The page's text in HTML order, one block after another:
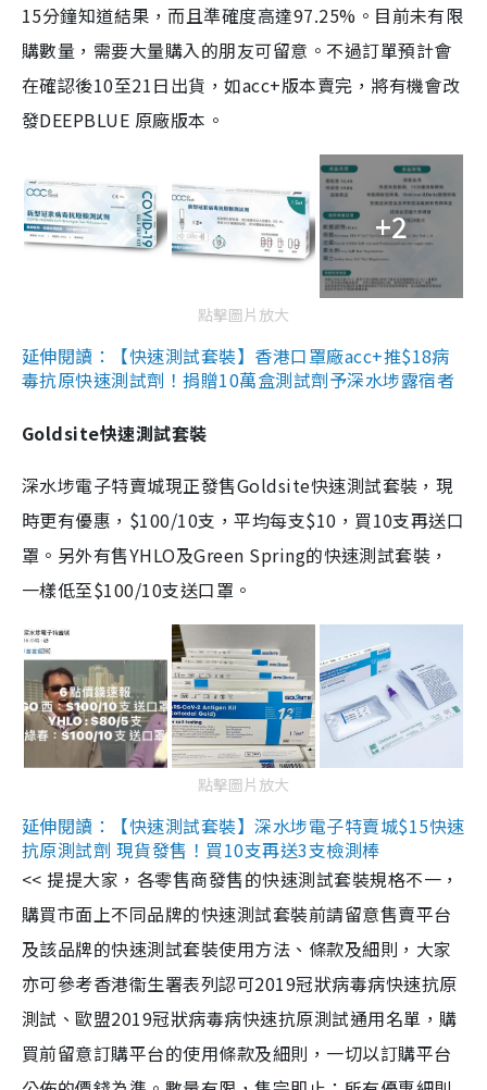
15分鐘知道結果，而且準確度高達97.25%。目前未有限
購數量，需要大量購入的朋友可留意。不過訂單預計會
在確認後10至21日出貨，如acc+版本賣完，將有機會改
發DEEPBLUE 原廠版本。
+2
點擊圖片放大
延伸閱讀：【快速測試套裝】香港口罩廠acc+推$18病
毒抗原快速測試劑！捐贈10萬盒測試劑予深水埗露宿者
Goldsite快速測試套裝
深水埗電子特賣城現正發售Goldsite快速測試套裝，現
時更有優惠，$100/10支，平均每支$10，買10支再送口
罩。另外有售YHLO及Green Spring的快速測試套裝，
一樣低至$100/10支送口罩。
點擊圖片放大
延伸閱讀：【快速測試套裝】深水埗電子特賣城$15快速
抗原測試劑 現貨發售！買10支再送3支檢測棒
<< 提提大家，各零售商發售的快速測試套裝規格不一，
購買市面上不同品牌的快速測試套裝前請留意售賣平台
及該品牌的快速測試套裝使用方法、條款及細則，大家
亦可參考香港衞生署表列認可2019冠狀病毒病快速抗原
測試、歐盟2019冠狀病毒病快速抗原測試通用名單，購
買前留意訂購平台的使用條款及細則，一切以訂購平台